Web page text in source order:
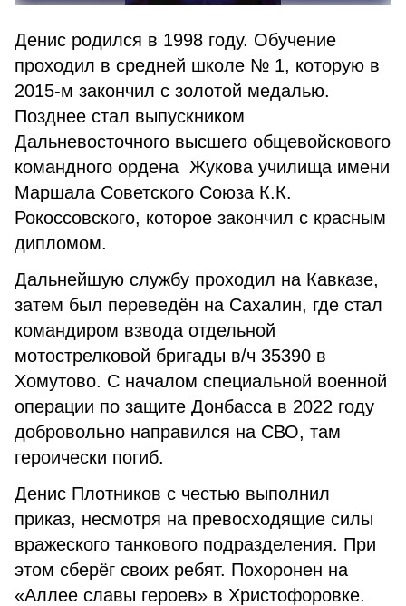
Денис родился в 1998 году. Обучение
проходил в средней школе № 1, которую в
2015-м закончил с золотой медалью.
Позднее стал выпускником
Дальневосточного высшего общевойскового
командного ордена Жукова училища имени
Маршала Советского Союза К.К.
Рокоссовского, которое закончил с красным
дипломом.
Дальнейшую службу проходил на Кавказе,
затем был переведён на Сахалин, где стал
командиром взвода отдельной
мотострелковой бригады в/ч 35390 в
Хомутово. С началом специальной военной
операции по защите Донбасса в 2022 году
добровольно направился на СВО, там
героически погиб.
Денис Плотников с честью выполнил
приказ, несмотря на превосходящие силы
вражеского танкового подразделения. При
этом сберёг своих ребят. Похоронен на
«Аллее славы героев» в Христофоровке.